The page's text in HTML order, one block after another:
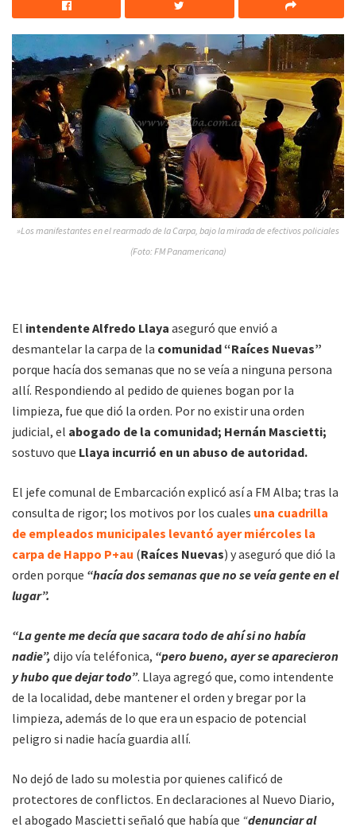
»Los manifestantes en el rearmado de la Carpa, bajo la mirada de efectivos policiales
(Foto: FM Panamericana)
El intendente Alfredo Llaya aseguró que envió a
desmantelar la carpa de la comunidad “Raíces Nuevas”
porque hacía dos semanas que no se veía a ninguna persona
allí. Respondiendo al pedido de quienes bogan por la
limpieza, fue que dió la orden. Por no existir una orden
judicial, el abogado de la comunidad; Hernán Mascietti;
sostuvo que Llaya incurrió en un abuso de autoridad.
El jefe comunal de Embarcación explicó así a FM Alba; tras la
consulta de rigor; los motivos por los cuales una cuadrilla
de empleados municipales levantó ayer miércoles la
carpa de Happo P+au (Raíces Nuevas) y aseguró que dió la
orden porque “hacía dos semanas que no se veía gente en el
lugar”.
“La gente me decía que sacara todo de ahí si no había
nadie”, dijo vía teléfonica, “pero bueno, ayer se aparecieron
y hubo que dejar todo”. Llaya agregó que, como intendente
de la localidad, debe mantener el orden y bregar por la
limpieza, además de lo que era un espacio de potencial
peligro si nadie hacía guardia allí.
No dejó de lado su molestia por quienes calificó de
protectores de conflictos. En declaraciones al Nuevo Diario,
el abogado Mascietti señaló que había que “denunciar al